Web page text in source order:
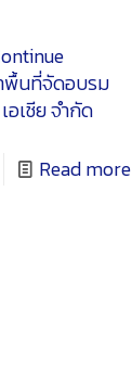
พื้นที่จัดอบรม
เชีย จำกัด
Read more